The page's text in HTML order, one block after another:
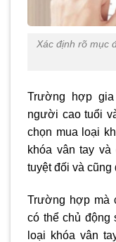
Xác định rõ mục
Trường hợp
người cao tuổi
chọn mua loại
khóa vân tay
tuyệt đối và
Trường hợp mà
có thể chủ động
loại khóa vân